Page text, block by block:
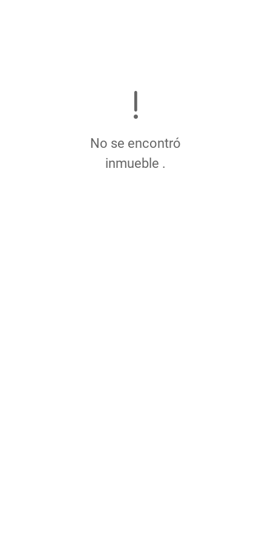
No se encontró
inmueble .